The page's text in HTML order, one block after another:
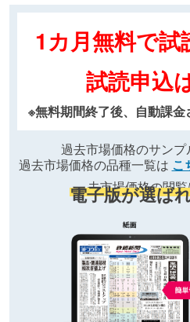
1カ月無料で試
試読申込
※無料期間終了後、自動課
過去市場価格のサンプ
過去市場価格の品種一覧は こ
去市場価格の閲
電子版が選ば